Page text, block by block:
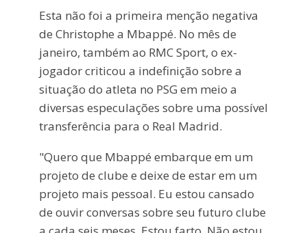
Esta não foi a primeira menção negativa
de Christophe a Mbappé. No mês de
janeiro, também ao RMC Sport, o ex-
jogador criticou a indefinição sobre a
situação do atleta no PSG em meio a
diversas especulações sobre uma possível
transferência para o Real Madrid.
"Quero que Mbappé embarque em um
projeto de clube e deixe de estar em um
projeto mais pessoal. Eu estou cansado
de ouvir conversas sobre seu futuro clube